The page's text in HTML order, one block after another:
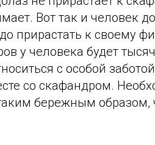
Вот так и человек
прирастать к своему
у человека будет
с особой
со скафандром.
бережным